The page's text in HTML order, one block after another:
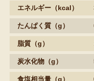
エネルギー （kcal）
たんぱく質 （g）
脂質 （g）
炭水化物 （g）
食塩相当量 （g）